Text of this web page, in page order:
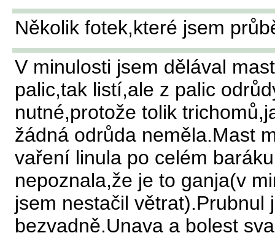
Několik fotek,které jsem
V minulosti jsem dělával
palic,tak listí,ale z palic
nutné,protože tolik
žádná odrůda neměla.Mast
vaření linula po celém
nepoznala,že je to ganja(v
jsem nestačil
bezvadně.Unava a bolest